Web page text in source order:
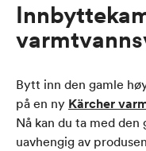
Bytt inn den gamle
på en ny Kärcher
Nå kan du ta med
uavhengig av